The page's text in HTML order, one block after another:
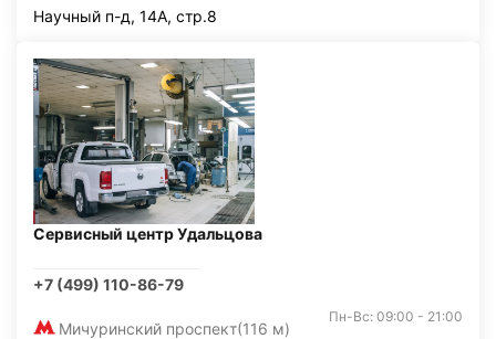
Научный п-д, 14А, стр.8
Сервисный центр Удальцова
+7 (499) 110-86-79
Мичуринский проспект(116 м)
Пн-Вс: 09:00 - 21:00